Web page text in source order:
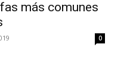
más comunes
0